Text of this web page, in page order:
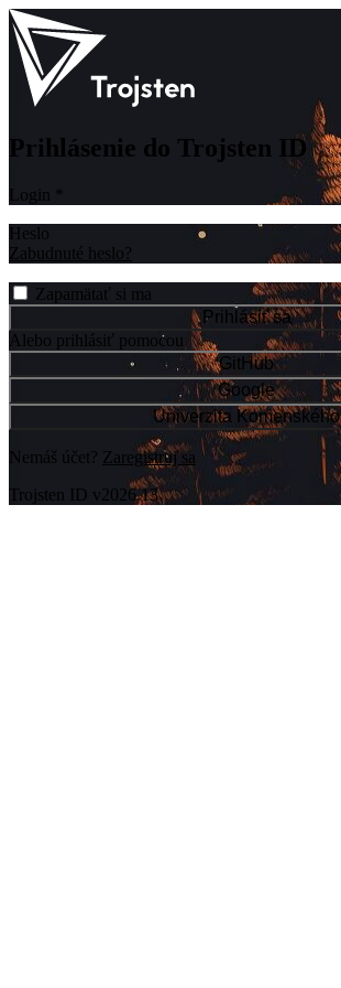
Prihlásenie do Trojsten ID
Login
Heslo
Zabudnuté heslo?
Zapamätať si ma
Prihlásiť sa
Alebo prihlásiť pomocou
GitHub
Google
Univerzita Komenského
Nemáš účet? Zaregistruj sa
Trojsten ID v2026.13